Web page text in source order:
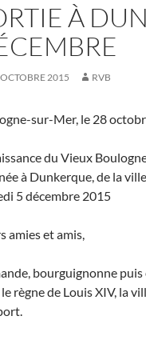
À
2015 RVB
sur-Mer, le 28
du Vieux
à Dunkerque, de la
5 décembre 2015
amies et amis,
bourguignonne
règne de Louis XIV, la